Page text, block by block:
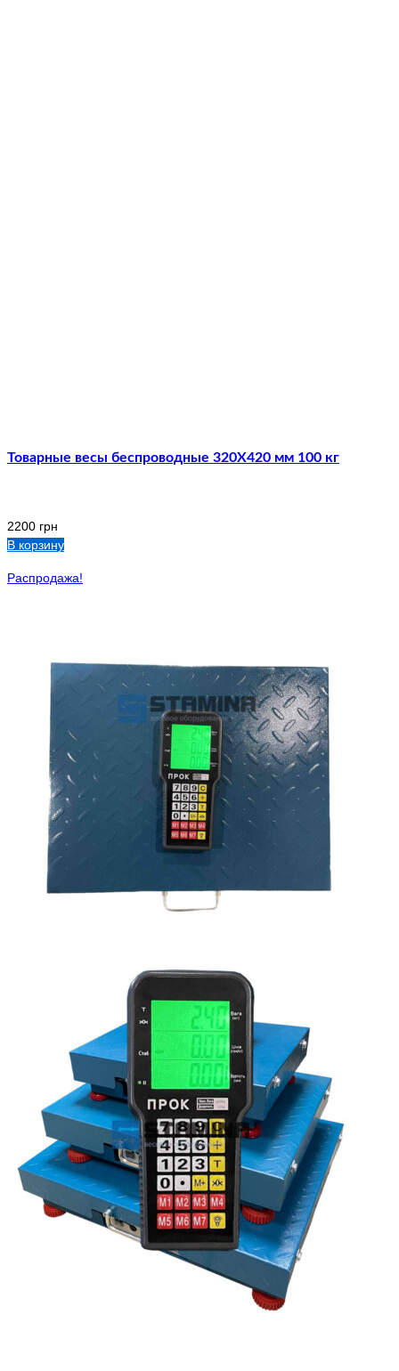
Товарные весы беспроводные 320Х420 мм 100 кг
2200 грн
В корзину
Распродажа!